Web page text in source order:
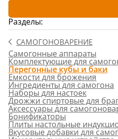
Разделы:
САМОГОНОВАРЕНИЕ
Самогонные аппараты
Комплектующие для
Перегонные кубы и баки
Емкости для брожения
Ингредиенты для самогона
Наборы для настоек
Дрожжи спиртовые для
Аксессуары для
Бонификаторы
Плиты настольные
Вкусовые добавки для